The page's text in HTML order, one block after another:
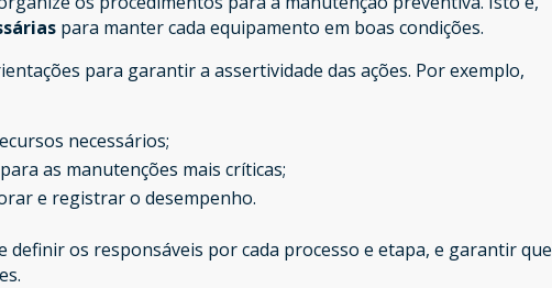
para manter cada equipamento em boas condições.
para garantir a assertividade das ações. Por exemplo,
necessários;
as manutenções mais críticas;
e registrar o desempenho.
definir os responsáveis por cada processo e etapa, e garantir que